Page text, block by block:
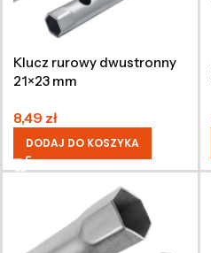
Klucz rurowy dwustronny
21×23 mm
8,49 zł
DODAJ DO KOSZYKA